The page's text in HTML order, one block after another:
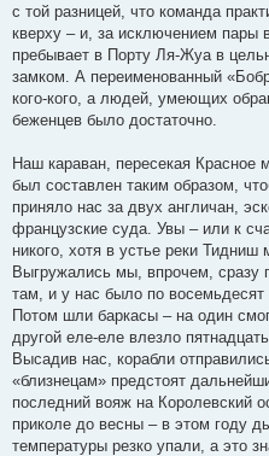
с той разницей, что команда
кверху – и, за исключением пары
пребывает в Порту Ля-Жуа в
замком. А переименованный
кого-кого, а людей, умеющих
беженцев было достаточно.
Наш караван, пересекая Красное
был составлен таким образом,
приняло нас за двух англичан,
французские суда. Увы – или к
никого, хотя в устье реки
Выгружались мы, впрочем, сразу
там, и у нас было по восемьдесят
Потом шли баркасы – на один
другой еле-еле влезло
Высадив нас, корабли
«близнецам» предстоят
последний вояж на Королевский
приколе до весны – в этом году
температуры резко упали, а это